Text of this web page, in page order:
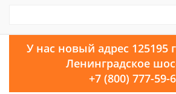
У нас новый адрес 125195
Ленинградское
+7 (800) 777-59-